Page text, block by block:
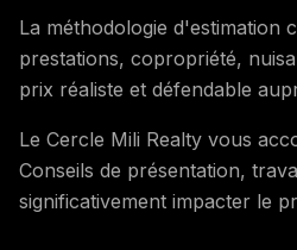
La méthodologie d'estimation
prestations, copropriété,
prix réaliste et défendable
Le Cercle Mili Realty vous
Conseils de présentation,
significativement impacter le